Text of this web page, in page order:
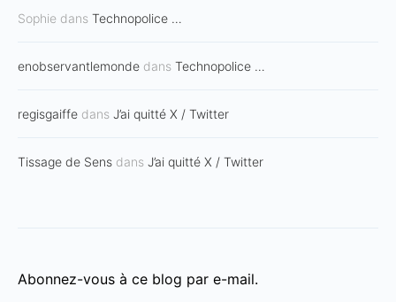
Sophie dans Technopolice …
enobservantlemonde dans Technopolice …
regisgaiffe dans J’ai quitté X / Twitter
Tissage de Sens dans J’ai quitté X / Twitter
Abonnez-vous à ce blog par e-mail.